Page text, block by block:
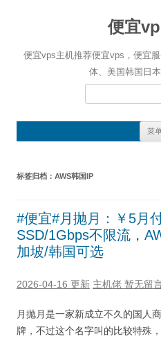
便宜
便宜vps主机推荐便宜vps，便宜
体、美国韩国日
搜
菜
标签归档： AWS韩国IP
#便宜#月抛月：￥5月
SSD/1Gbps不限流，
加坡/韩国可选
2026-04-16 更新 主机佬 暂无留
月抛月是一家新成立不久的国人
牌，不过这个名字叫的比较特殊